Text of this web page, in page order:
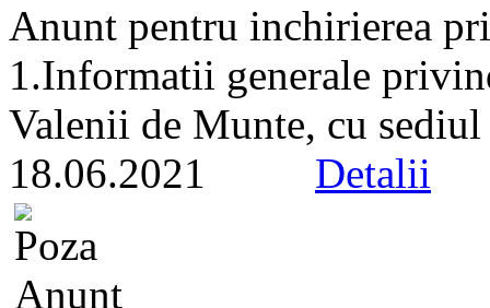
Anunt pentru inchirierea
1.Informatii generale
Valenii de Munte, cu
18.06.2021 Detalii